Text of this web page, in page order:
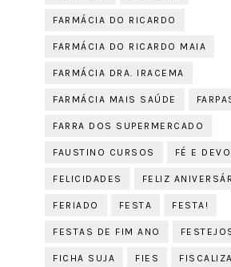
FARMÁCIA DO RICARDO
FARMÁCIA DO RICARDO MAIA
FARMÁCIA DRA. IRACEMA
FARMÁCIA MAIS SAÚDE
FARRA DOS SUPERMERCADO
FAUSTINO CURSOS FÉ E
FELICIDADES FELIZ
FERIADO FESTA FESTA!
FESTAS DE FIM ANO
FICHA SUJA FIES